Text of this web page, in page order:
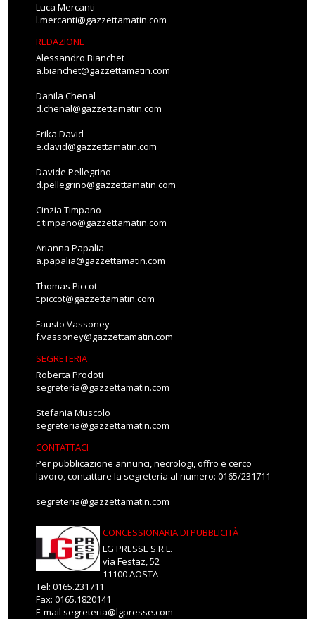
Luca Mercanti
l.mercanti@gazzettamatin.com
REDAZIONE
Alessandro Bianchet
a.bianchet@gazzettamatin.com
Danila Chenal
d.chenal@gazzettamatin.com
Erika David
e.david@gazzettamatin.com
Davide Pellegrino
d.pellegrino@gazzettamatin.com
Cinzia Timpano
c.timpano@gazzettamatin.com
Arianna Papalia
a.papalia@gazzettamatin.com
Thomas Piccot
t.piccot@gazzettamatin.com
Fausto Vassoney
f.vassoney@gazzettamatin.com
SEGRETERIA
Roberta Prodoti
segreteria@gazzettamatin.com
Stefania Muscolo
segreteria@gazzettamatin.com
CONTATTACI
Per pubblicazione annunci, necrologi, offro e cerco
lavoro, contattare la segreteria al numero: 0165/231711
segreteria@gazzettamatin.com
CONCESSIONARIA DI PUBBLICITÀ
LG PRESSE S.R.L.
via Festaz, 52
11100 AOSTA
Tel: 0165.231711
Fax: 0165.1820141
E-mail segreteria@lgpresse.com